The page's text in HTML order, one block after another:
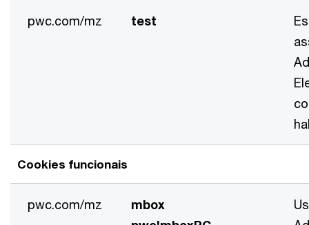
pwc.com/mz test
Cookies funcionais
pwc.com/mz
mbox